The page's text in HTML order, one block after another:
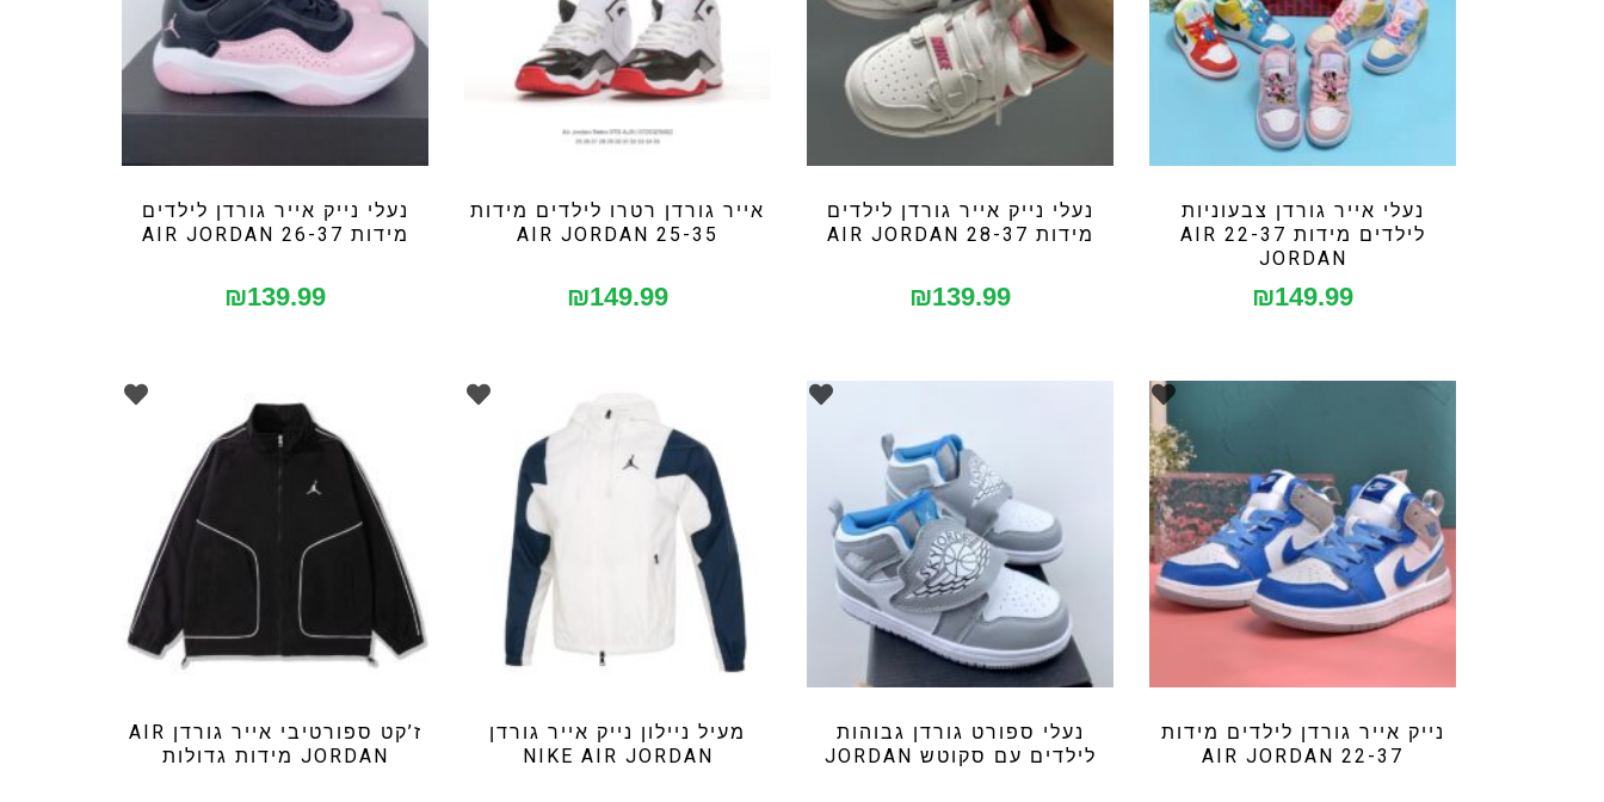
נעלי אייר גורדן צבעוניות
לילדים מידות 22-37 AIR
JORDAN
₪149.99
נעלי נייק אייר גורדן לילדים
מידות 28-37 AIR JORDAN
₪139.99
אייר גורדן רטרו לילדים מידות
25-35 AIR JORDAN
₪149.99
נעלי נייק אייר גורדן לילדים
מידות 26-37 AIR JORDAN
₪139.99
נייק אייר גורדן לילדים מידות
22-37 AIR JORDAN
נעלי ספורט גורדן גבוהות
לילדים עם סקוטש JORDAN
מעיל ניילון נייק אייר גורדן
NIKE AIR JORDAN
ז’קט ספורטיבי אייר גורדן AIR
JORDAN מידות גדולות